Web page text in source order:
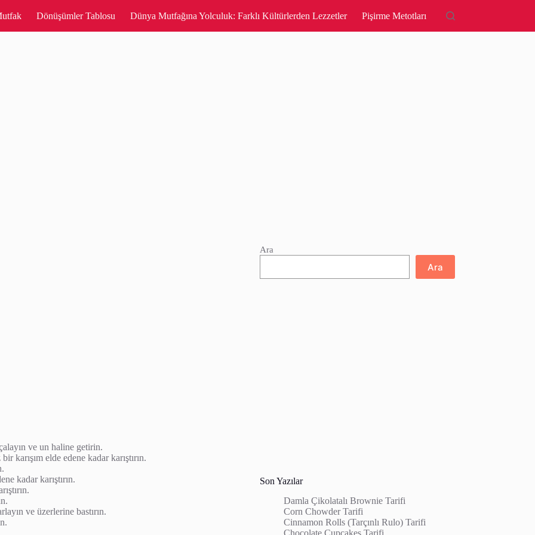
Dönüşümler Tablosu Dünya Mutfağına Yolculuk: Farklı Kültürlerden Lezzetler Pişirme Metotları
ve un haline getirin.
karışım elde edene kadar karıştırın.
kadar karıştırın.
ve üzerlerine bastırın.
Ara
Ara
Son Yazılar
Damla Çikolatalı Brownie Tarifi
Corn Chowder Tarifi
Cinnamon Rolls (Tarçınlı Rulo) Tarifi
Chocolate Cupcakes Tarifi